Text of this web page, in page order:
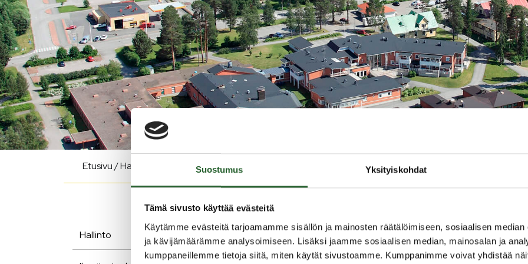
Suostumus Yksityiskohdat
Tämä sivusto käyttää evästeitä
Käytämme evästeitä tarjoamamme sisällön ja mainosten räätälöimiseen, sosiaalisen
ja kävijämäärämme analysoimiseen. Lisäksi jaamme sosiaalisen median, mainosalan ja
kumppaneillemme tietoja siitä, miten käytät sivustoamme. Kumppanimme voivat yhdistää
Etusivu/Hallinto Säännöt ja muut asiakirjat Valmiussuunnitelma
Hallinto
Valmiussuunnitelma